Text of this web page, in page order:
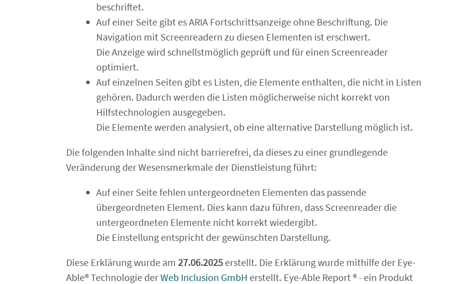
beschriftet.
Auf einer Seite gibt es ARIA Fortschrittsanzeige ohne Beschriftung. Die
Navigation mit Screenreadern zu diesen Elementen ist erschwert.
Die Anzeige wird schnellstmöglich geprüft und für einen Screenreader
optimiert.
Auf einzelnen Seiten gibt es Listen, die Elemente enthalten, die nicht in Listen
gehören. Dadurch werden die Listen möglicherweise nicht korrekt von
Hilfstechnologien ausgegeben.
Die Elemente werden analysiert, ob eine alternative Darstellung möglich ist.
Die folgenden Inhalte sind nicht barrierefrei, da dieses zu einer grundlegende
Veränderung der Wesensmerkmale der Dienstleistung führt:
Auf einer Seite fehlen untergeordneten Elementen das passende
übergeordneten Element. Dies kann dazu führen, dass Screenreader die
untergeordneten Elemente nicht korrekt wiedergibt.
Die Einstellung entspricht der gewünschten Darstellung.
Diese Erklärung wurde am 27.06.2025 erstellt. Die Erklärung wurde mithilfe der Eye-
Able® Technologie derWeb Inclusion GmbH erstellt. Eye-Able Report ® - ein Produkt